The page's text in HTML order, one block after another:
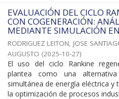
EVALUACIÓN DEL CICLO
CON COGENERACIÓN:
MEDIANTE SIMULACIÓN
RODRIGUEZ LEITON, JOSE
AUGUSTO (2025-10-27)
El uso del ciclo Rankine
plantea como una
simultánea de energía eléctrica y
la optimización de procesos